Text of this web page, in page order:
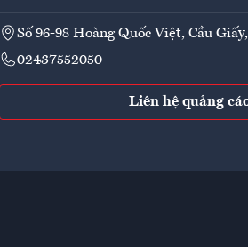
Số 96-98 Hoàng Quốc Việt, Cầu
02437552050
Liên hệ quảng